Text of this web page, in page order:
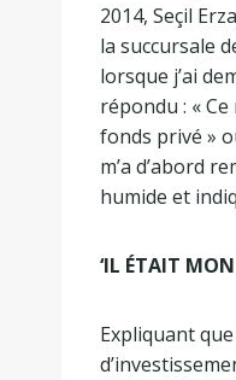
2014, Seçil
la succursale
lorsque j’ai
répondu : «
fonds privé »
m’a d’abord
humide et
‘IL ÉTAIT
Expliquant